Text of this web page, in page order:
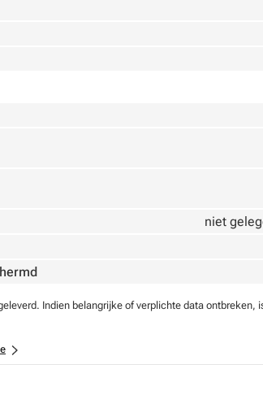
niet
Indien belangrijke of verplichte data ontbreken,